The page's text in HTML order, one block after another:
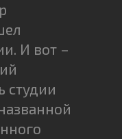
И вот –
студии